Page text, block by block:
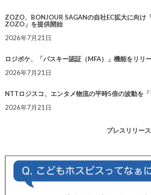
ZOZO、BONJOUR SAGANの自社EC拡大に向
ZOZO」を提供開始
2026年7月21日
ロジポケ、「パスキー認証（MFA）」機能をリリ
2026年7月21日
NTTロジスコ、エンタメ物流の平時5倍の波動を
2026年7月21日
プレスリリー